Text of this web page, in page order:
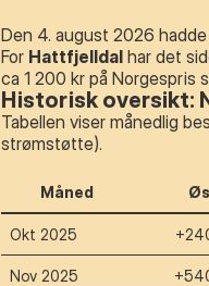
Den 4. august 2026
For Hattfjelldal har det
ca 1 200 kr på Norgespris
Historisk oversikt:
Tabellen viser månedlig
strømstøtte).
Måned
Okt 2025
Nov 2025